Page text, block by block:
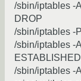
/sbin/iptables -
DROP
/sbin/iptables -
/sbin/iptables -
/sbin/iptables -